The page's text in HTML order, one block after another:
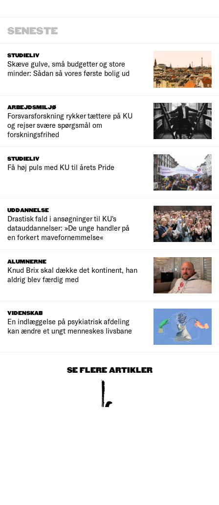
SENESTE
STUDIELIV
Skæve gulve, små budgetter og store
minder: Sådan så vores første bolig ud
ARBEJDSMILJØ
Forsvarsforskning rykker tættere på KU
og rejser svære spørgsmål om
forskningsfrihed
STUDIELIV
Få høj puls med KU til årets Pride
UDDANNELSE
Drastisk fald i ansøgninger til KU's
datauddannelser: »De unge handler på
en forkert mavefornemmelse«
ALUMNERNE
Knud Brix skal dække det kontinent, han
aldrig blev færdig med
VIDENSKAB
En indlæggelse på psykiatrisk afdeling
kan ændre et ungt menneskes livsbane
SE FLERE ARTIKLER